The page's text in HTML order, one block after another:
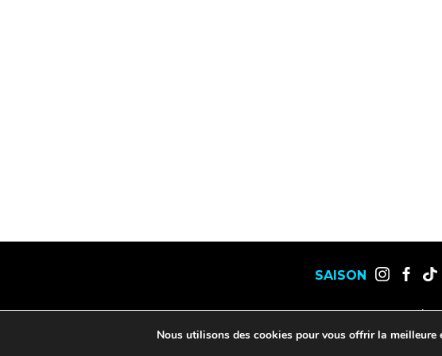
SAISON
MENTIONS
Nous utilisons des cookies pour vous offrir la meilleure